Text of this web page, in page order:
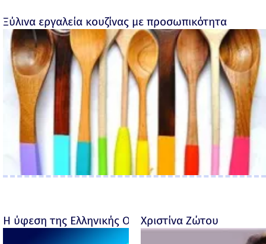
Ξύλινα εργαλεία κουζίνας με προσωπικότητα
Η ύφεση της Ελληνικής Οικονομίας - Ροσέτος
Χριστίνα Ζώτου